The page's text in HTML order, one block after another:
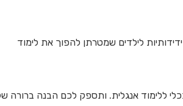
לילדים שמטרתן להפוך את לימוד
ללימוד אנגלית. ותספק לכם הבנה ברורה